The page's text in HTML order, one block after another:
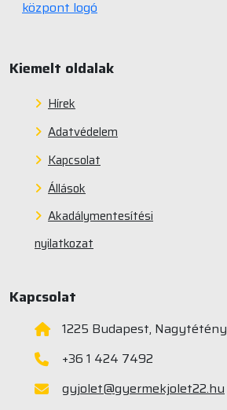
Kiemelt oldalak
Hírek
Adatvédelem
Kapcsolat
Állások
Akadálymentesítési
nyilatkozat
Kapcsolat
1225 Budapest,
+36 1 424 7492
gyjolet@gyermekjolet22.hu